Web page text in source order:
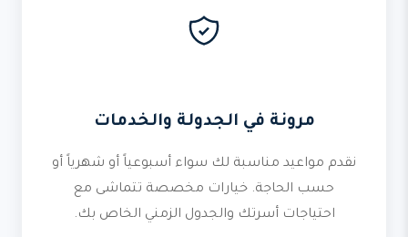
مرونة في الجدولة والخدمات
نقدم مواعيد مناسبة لك سواء أسبوعياً أو شهرياً أو
حسب الحاجة. خيارات مخصصة تتماشى مع
احتياجات أسرتك والجدول الزمني الخاص بك.